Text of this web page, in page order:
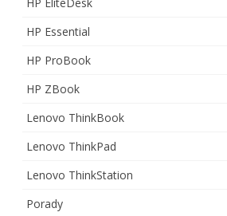
HP Essential
HP ProBook
HP ZBook
Lenovo ThinkBook
Lenovo ThinkPad
Lenovo ThinkStation
Porady